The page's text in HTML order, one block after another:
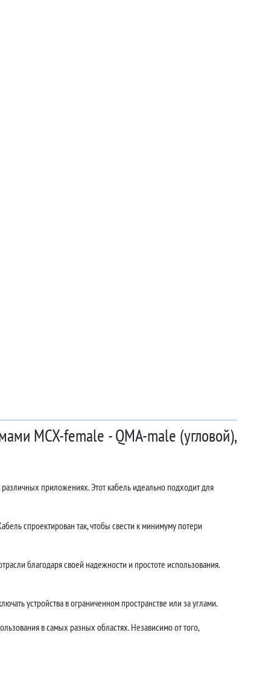
MCX-female - QMA-male (угловой),
приложениях. Этот кабель идеально подходит для
спроектирован так, чтобы свести к минимуму потери
благодаря своей надежности и простоте использования.
устройства в ограниченном пространстве или за углами.
в самых разных областях. Независимо от того,